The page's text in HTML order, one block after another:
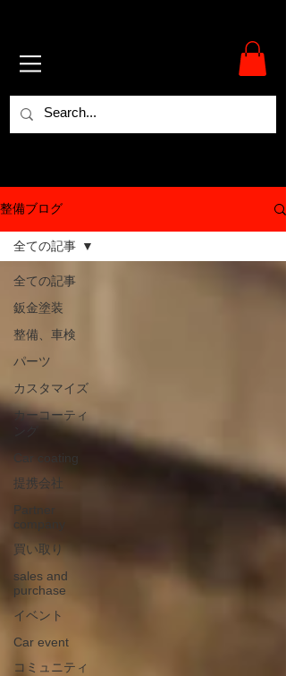
整備ブログ
全ての記事
鈑金塗装
整備、車検
パーツ
カスタマイズ
カーコーティ
Car coating
提携会社
Partner
company
買い取り
sales and
purchase
イベント
Car event
コミュニティ
全ての記事